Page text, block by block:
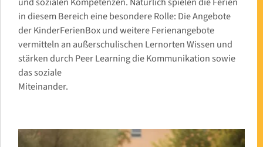
in diesem Bereich eine besondere Rolle: Die Angebote
der KinderFerienBox und weitere Ferienangebote
vermitteln an außerschulischen Lernorten Wissen und
stärken durch Peer Learning die Kommunikation sowie
das soziale
Miteinander.